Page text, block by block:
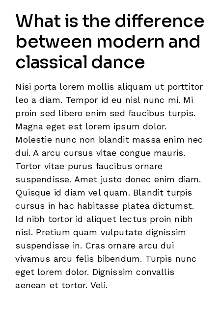
What is the difference
between modern and
classical dance
Nisi porta lorem mollis aliquam ut porttitor
leo a diam. Tempor id eu nisl nunc mi. Mi
proin sed libero enim sed faucibus turpis.
Magna eget est lorem ipsum dolor.
Molestie nunc non blandit massa enim nec
dui. A arcu cursus vitae congue mauris.
Tortor vitae purus faucibus ornare
suspendisse. Amet justo donec enim diam.
Quisque id diam vel quam. Blandit turpis
cursus in hac habitasse platea dictumst.
Id nibh tortor id aliquet lectus proin nibh
nisl. Pretium quam vulputate dignissim
suspendisse in. Cras ornare arcu dui
vivamus arcu felis bibendum. Turpis nunc
eget lorem dolor. Dignissim convallis
aenean et tortor. Veli.